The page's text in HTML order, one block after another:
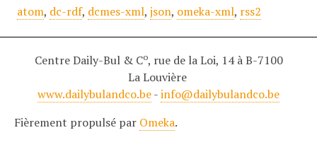
atom, dc-rdf, dcmes-xml, json, omeka-xml, rss2
Centre Daily-Bul & Co, rue de la Loi, 14 à B-7100
La Louvière
www.dailybulandco.be-info@dailybulandco.be
Fièrement propulsé par Omeka.